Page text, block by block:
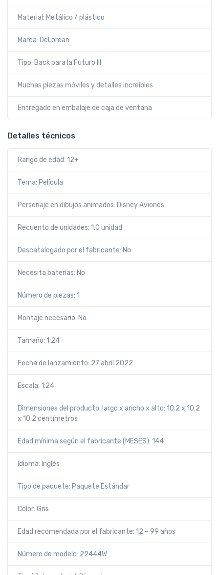
Material: Metálico / plástico
Marca: DeLorean
Tipo: Back para la Futuro III
Muchas piezas móviles y detalles increíbles
Entregado en embalaje de caja de ventana
Detalles técnicos
Rango de edad: 12+
Tema: Película
Personaje en dibujos animados: Disney Aviones
Recuento de unidades: 1.0 unidad
Descatalogado por el fabricante: No
Necesita baterías: No
Número de piezas: 1
Montaje necesario: No
Tamaño: 1:24
Fecha de lanzamiento: 27 abril 2022
Escala: 1:24
Dimensiones del producto: largo x ancho x alto: 10.2 x 10.2
x 10.2 centímetros
Edad mínima según el fabricante (MESES): 144
Idioma: Inglés
Tipo de paquete: Paquete Estándar
Color: Gris
Edad recomendada por el fabricante: 12 – 99 años
Número de modelo: 22444W